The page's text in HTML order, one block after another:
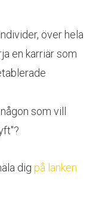
över hela
en karriär som
som vill
dig på länken